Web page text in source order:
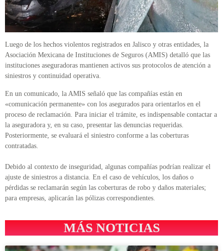
Luego de los hechos violentos registrados en Jalisco y otras entidades, la
Asociación Mexicana de Instituciones de Seguros (AMIS) detalló que las
instituciones aseguradoras mantienen activos sus protocolos de atención a
siniestros y continuidad operativa.
En un comunicado, la AMIS señaló que las compañías están en
«comunicación permanente» con los asegurados para orientarlos en el
proceso de reclamación. Para iniciar el trámite, es indispensable contactar a
la aseguradora y, en su caso, presentar las denuncias requeridas.
Posteriormente, se evaluará el siniestro conforme a las coberturas
contratadas.
Debido al contexto de inseguridad, algunas compañías podrían realizar el
ajuste de siniestros a distancia. En el caso de vehículos, los daños o
pérdidas se reclamarán según las coberturas de robo y daños materiales;
para empresas, aplicarán las pólizas correspondientes.
MÁS NOTICIAS